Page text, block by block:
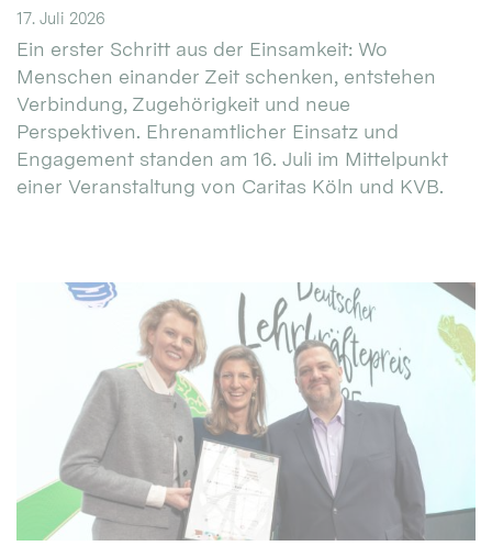
17. Juli 2026
Ein erster Schritt aus der Einsamkeit: Wo
Menschen einander Zeit schenken, entstehen
Verbindung, Zugehörigkeit und neue
Perspektiven. Ehrenamtlicher Einsatz und
Engagement standen am 16. Juli im Mittelpunkt
einer Veranstaltung von Caritas Köln und KVB.